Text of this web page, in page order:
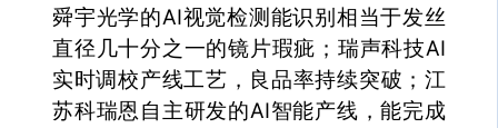
舜宇光学的AI视觉检测能识别相当于发丝
直径几十分之一的镜片瑕疵；瑞声科技AI
实时调校产线工艺，良品率持续突破；江
苏科瑞恩自主研发的AI智能产线，能完成